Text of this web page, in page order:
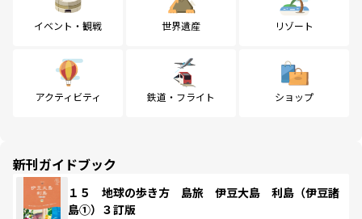
イベント・観戦 世界遺産 リゾート
アクティビティ 鉄道・フライト ショップ
新刊ガイドブック
１５ 地球の歩き方 島旅 伊豆大島 利島（伊豆諸
島①）３訂版